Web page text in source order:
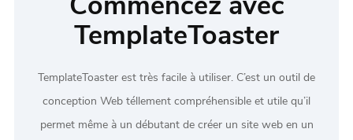
TemplateToaster
TemplateToaster est très facile à utiliser. C’est un outil de
conception Web téllement compréhensible et utile qu’il
permet même à un débutant de créer un site web en un